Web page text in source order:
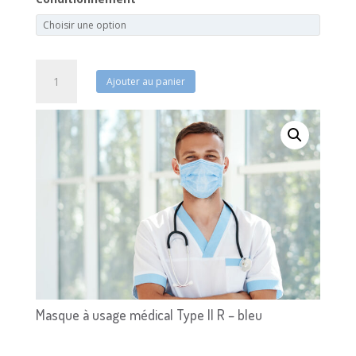
FFP2
TexiShield®
Ajouter au panier
Masque à usage médical Type II R – bleu